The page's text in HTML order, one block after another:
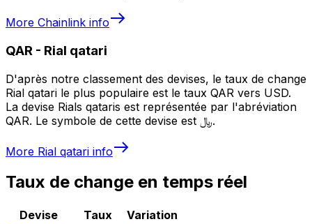
More Chainlink info
QAR - Rial qatari
D'après notre classement des devises, le taux de change
Rial qatari le plus populaire est le taux QAR vers USD.
La devise Rials qataris est représentée par l'abréviation
QAR. Le symbole de cette devise est ﷼.
More Rial qatari info
Taux de change en temps réel
Devise Taux
Variation